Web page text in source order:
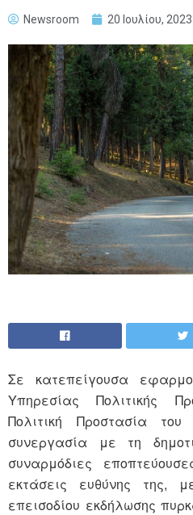
Newsroom 20 Ιουλίου, 2023
Σε κατεπείγουσα
Υπηρεσίας Πολιτικής
Πολιτική Προστασία
συνεργασία με τη
συναρμόδιες
εκτάσεις ευθύνης της,
επεισοδίου εκδήλωσης